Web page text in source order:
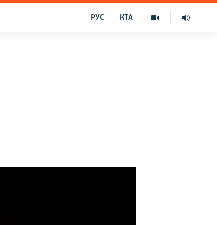
КТА
РУС